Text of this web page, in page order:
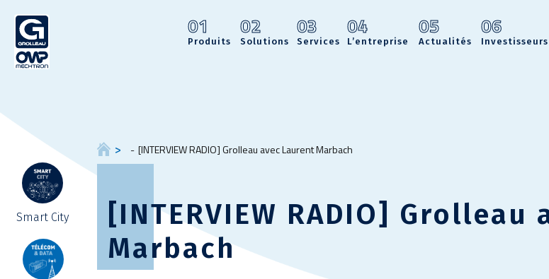
01
Produits
02
Solutions
03
Services
04
L’entreprise
05
Actualités
06
Investisseurs
Smart City
[INTERVIEW RADIO] Grolleau avec Laurent Marbach
[INTERVIEW RADIO]
Marbach